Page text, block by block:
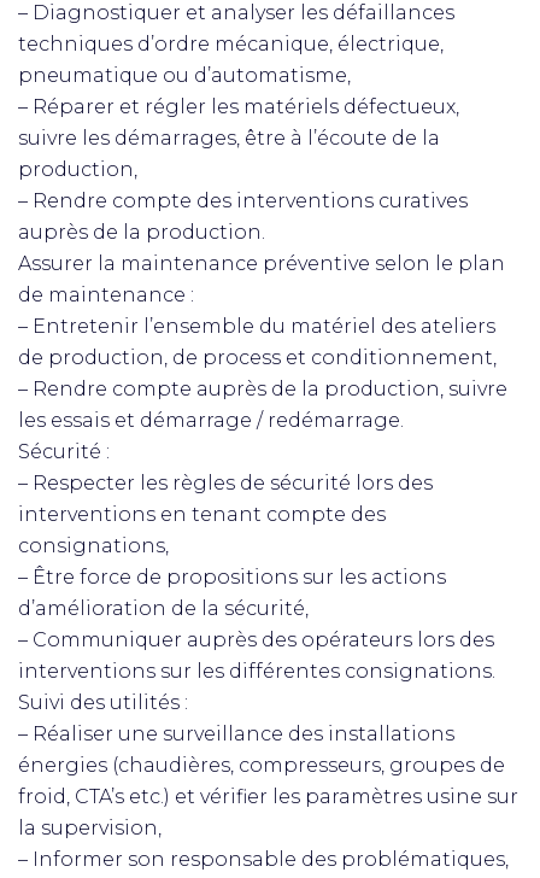
– Diagnostiquer et analyser les défaillances
techniques d’ordre mécanique, électrique,
pneumatique ou d’automatisme,
– Réparer et régler les matériels défectueux,
suivre les démarrages, être à l’écoute de la
production,
– Rendre compte des interventions curatives
auprès de la production.
Assurer la maintenance préventive selon le plan
de maintenance :
– Entretenir l’ensemble du matériel des ateliers
de production, de process et conditionnement,
– Rendre compte auprès de la production, suivre
les essais et démarrage / redémarrage.
Sécurité :
– Respecter les règles de sécurité lors des
interventions en tenant compte des
consignations,
– Être force de propositions sur les actions
d’amélioration de la sécurité,
– Communiquer auprès des opérateurs lors des
interventions sur les différentes consignations.
Suivi des utilités :
– Réaliser une surveillance des installations
énergies (chaudières, compresseurs, groupes de
froid, CTA’s etc.) et vérifier les paramètres usine sur
la supervision,
– Informer son responsable des problématiques,